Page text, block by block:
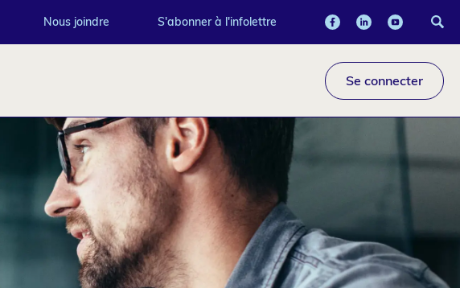
Nous joindre S'abonner à l'infolettre
Se connecter